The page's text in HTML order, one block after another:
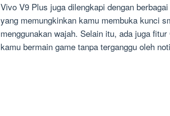
Vivo V9 Plus juga dilengkapi dengan
yang memungkinkan kamu membuka kunci
menggunakan wajah. Selain itu, ada juga
kamu bermain game tanpa terganggu oleh